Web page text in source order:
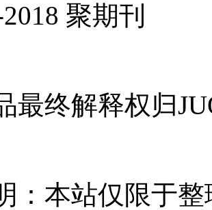
聚期刊
最终解释权归
：本站仅限于